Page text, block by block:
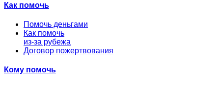
Как помочь
Помочь деньгами
Как помочь
из-за рубежа
Договор пожертвования
Кому помочь